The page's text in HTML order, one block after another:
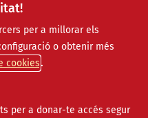
per a millorar els
o obtenir més
cookies
per a donar-te accés segur
| Tecnològic |
|